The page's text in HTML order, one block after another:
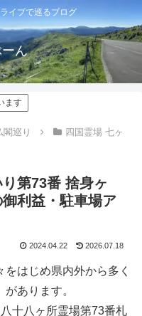
イブで巡るブログ
ん
ます
閣巡り
四国霊場 七ヶ
り第73番 捨身ヶ
利益・駐車場ア
2024.04.22 2026.07.18
はじめ県内外から多く
あります。
十八ヶ所霊場第73番札